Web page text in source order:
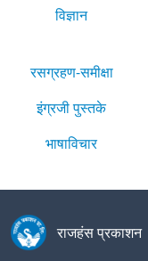
विज्ञान
रसग्रहण-समीक्षा
इंग्रजी पुस्तके
भाषाविचार
राजहंस प्रकाशन